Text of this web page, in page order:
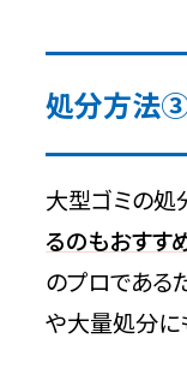
処分方法③
大型ゴミの処
るのもおすす
のプロである
や大量処分に